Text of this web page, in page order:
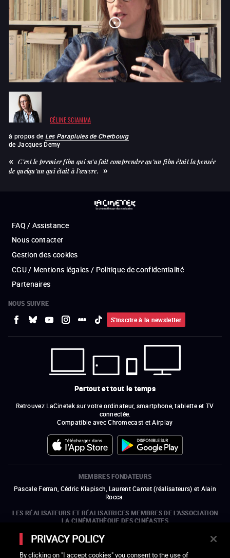
CÉLINE SCIAMMA
à propos de Les Parapluies de Cherbourg
de Jacques Demy
C’est le premier film qui m’a fait comprendre qu’un film était la pensée
de quelqu’un qui était à l’œuvre.
FAQ / Assistance
Nous contacter
Gestion des cookies
CGU / Mentions légales / Politique de confidentialité
Partenaires
NOUS SUIVRE
S'inscrire à la newsletter
Partout et tout le temps
Retrouvez LaCinetek sur votre ordinateur, smartphone, tablette et TV
connectée.
Compatible avec Chromecast et Airplay
MEMBRES FONDATEURS
Pascale Ferran, Cédric Klapisch, Laurent Cantet (réalisateurs) et Alain
Rocca.
LES RÉALISATEURS ET RÉALISATRICES MEMBRES DE L'ASSOCIATION
LA CINÉMATHÈQUE DES CINÉASTES
Olivier Assayas, Bertrand Bonello, Michel Hazanavicius (représentant de
l'ARP), Rebecca Zlotowski et Mikael Buch (représentant de la SRF)
PRIVACY POLICY
By clicking on "I accept cookies" you consent to the use of